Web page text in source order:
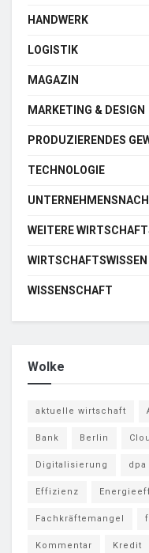
HANDWERK
LOGISTIK
MAGAZIN
MARKETING & DESIGN
PRODUZIERENDES
TECHNOLOGIE
WEITERE
WIRTSCHAFTSWISSEN
WISSENSCHAFT
Wolke
aktuelle wirtschaft
Bank Berlin
Digitalisierung dpa
Effizienz
Fachkräftemangel
Kommentar Kredit